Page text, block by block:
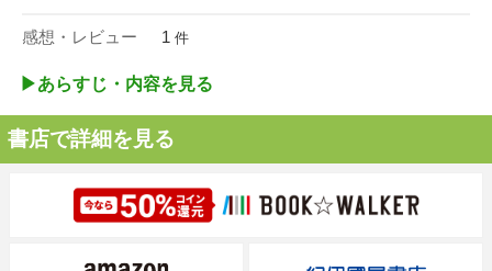
感想・レビュー 1 件
▶︎あらすじ・内容を見る
書店で詳細を見る